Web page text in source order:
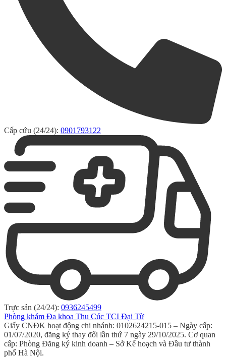
Cấp cứu (24/24): 0901793122
Trực sản (24/24): 0936245499
Phòng khám Đa khoa Thu Cúc TCI Đại Từ
Giấy CNĐK hoạt động chi nhánh: 0102624215-015 – Ngày cấp:
01/07/2020, đăng ký thay đổi lần thứ 7 ngày 29/10/2025. Cơ quan
cấp: Phòng Đăng ký kinh doanh – Sở Kế hoạch và Đầu tư thành
phố Hà Nội.